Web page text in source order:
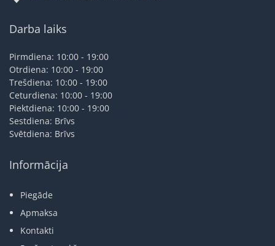
Darba laiks
Pirmdiena: 10:00 - 19:00
Otrdiena: 10:00 - 19:00
Trešdiena: 10:00 - 19:00
Ceturdiena: 10:00 - 19:00
Piektdiena: 10:00 - 19:00
Sestdiena: Brīvs
Svētdiena: Brīvs
Informācija
Piegāde
Apmaksa
Kontakti